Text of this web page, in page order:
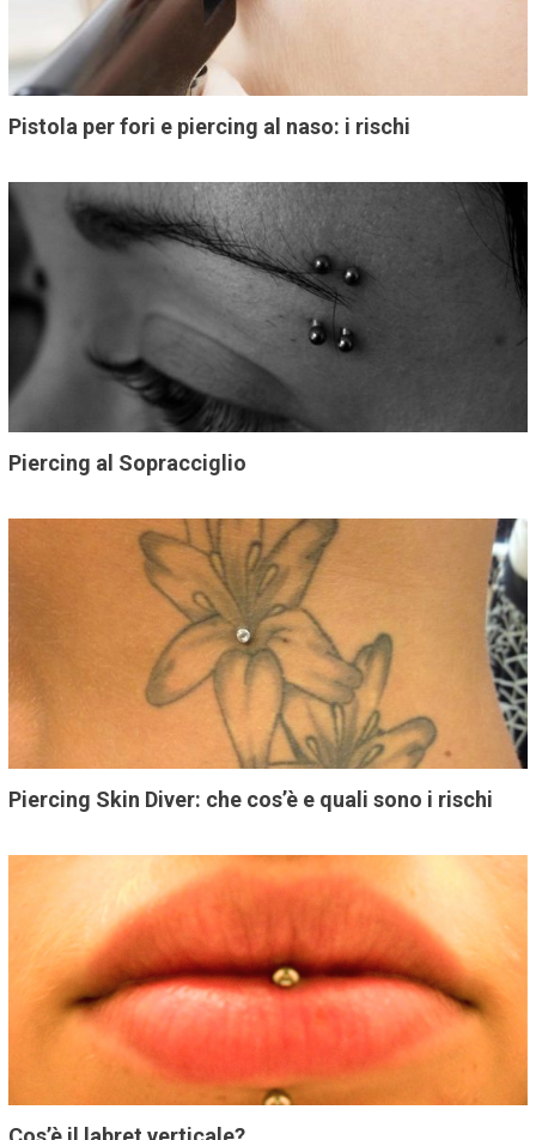
Pistola per fori e piercing al naso: i rischi
Piercing al Sopracciglio
Piercing Skin Diver: che cos’è e quali sono i rischi